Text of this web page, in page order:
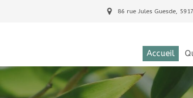
86 rue Jules Guesde,
Accueil